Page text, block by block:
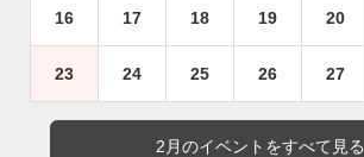
16 17 18 19 20
23 24 25 26 27
2月のイベントをすべて見る